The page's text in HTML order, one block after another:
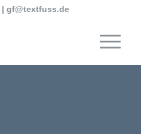
|gf@textfuss.de